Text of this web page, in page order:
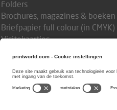
Folders
Brochures, magazines & boeken
Briefpapier full colour (in CMYK)
Visitekaartjes
Producten met steunkleur
Schoolkrantjes & jaarboeken